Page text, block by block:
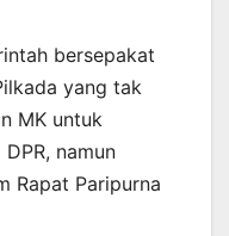
bersepakat
yang tak
MK untuk
namun
Rapat Paripurna